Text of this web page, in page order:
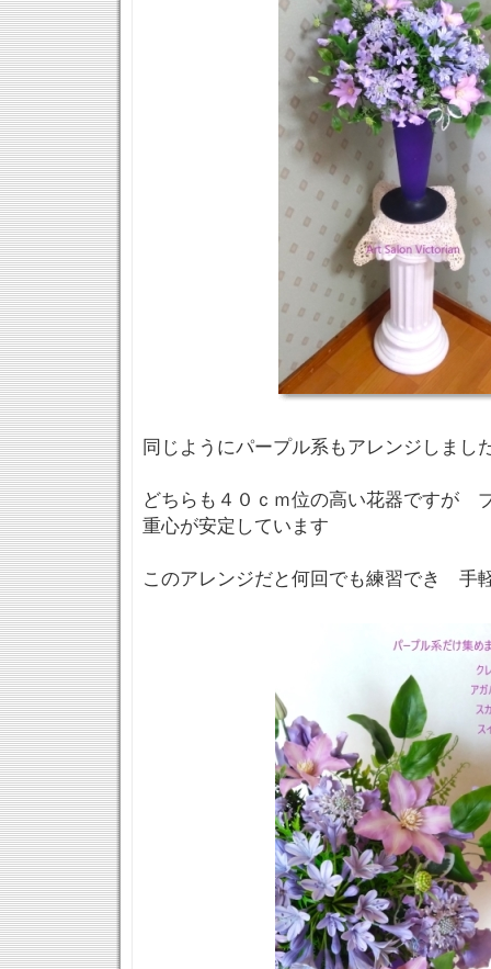
同じようにパープル系もアレンジしまし
どちらも４０ｃｍ位の高い花器ですが
重心が安定しています
このアレンジだと何回でも練習でき 手